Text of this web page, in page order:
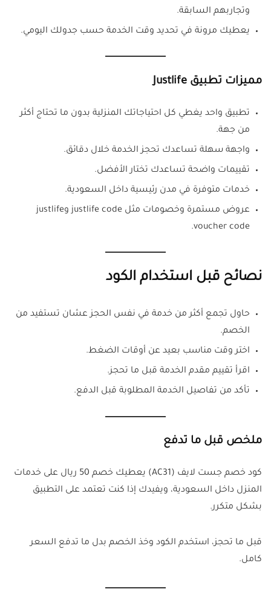
وتجاربهم السابقة.
يعطيك مرونة في تحديد وقت الخدمة حسب جدولك اليومي.
مميزات تطبيق Justlife
تطبيق واحد يغطي كل احتياجاتك المنزلية بدون ما تحتاج أكثر
من جهة.
واجهة سهلة تساعدك تحجز الخدمة خلال دقائق.
تقييمات واضحة تساعدك تختار الأفضل.
خدمات متوفرة في مدن رئيسية داخل السعودية.
عروض مستمرة وخصومات مثل justlife code وjustlife
voucher code.
نصائح قبل استخدام الكود
حاول تجمع أكثر من خدمة في نفس الحجز عشان تستفيد من
الخصم.
اختر وقت مناسب بعيد عن أوقات الضغط.
اقرأ تقييم مقدم الخدمة قبل ما تحجز.
تأكد من تفاصيل الخدمة المطلوبة قبل الدفع.
ملخص قبل ما تدفع
كود خصم جست لايف (AC31) يعطيك خصم 50 ريال على خدمات
المنزل داخل السعودية، ويفيدك إذا كنت تعتمد على التطبيق
بشكل متكرر.
قبل ما تحجز، استخدم الكود وخذ الخصم بدل ما تدفع السعر
كامل.